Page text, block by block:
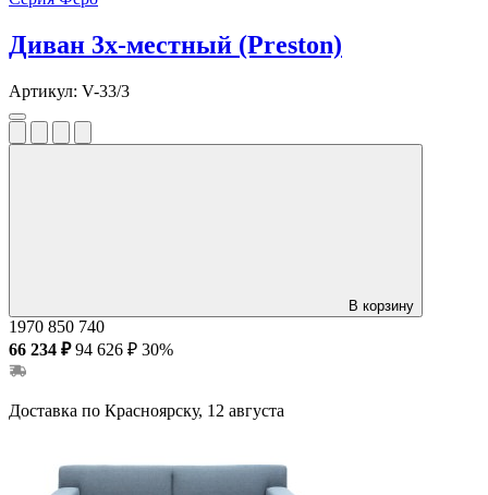
Диван 3х-местный (Preston)
Артикул: V-33/3
В корзину
1970 850 740
66 234 ₽ 94 626 ₽ 30%
Доставка по Красноярску, 12 августа